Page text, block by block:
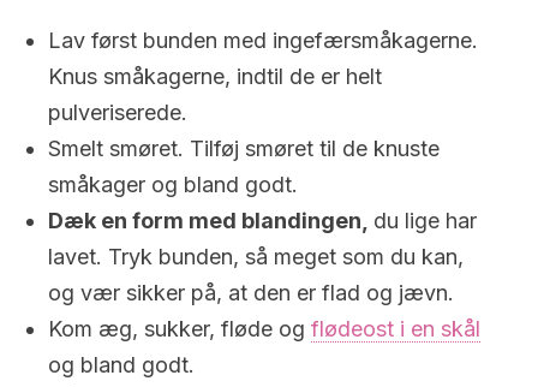
Lav først bunden med ingefærsmåkagerne.
Knus småkagerne, indtil de er helt
pulveriserede.
Smelt smøret. Tilføj smøret til de knuste
småkager og bland godt.
Dæk en form med blandingen, du lige har
lavet. Tryk bunden, så meget som du kan,
og vær sikker på, at den er flad og jævn.
Kom æg, sukker, fløde og flødeost i en skål
og bland godt.